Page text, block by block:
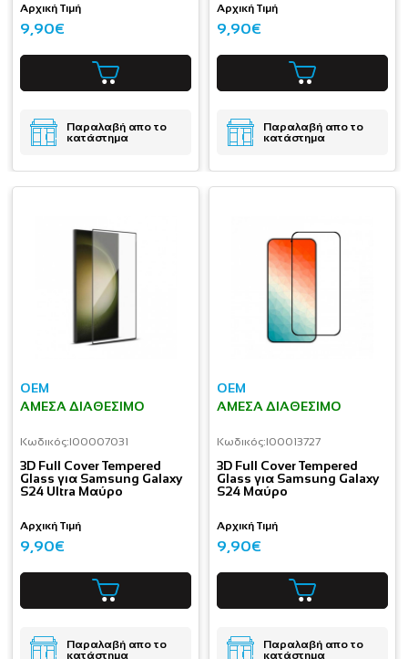
Αρχική Τιμή
9,90€
Παραλαβή απο το
κατάστημα
Αρχική Τιμή
9,90€
Παραλαβή απο το
κατάστημα
OEM
ΆΜΕΣΑ ΔΙΑΘΈΣΙΜΟ
Κωδικός:I00007031
3D Full Cover Tempered
Glass για Samsung Galaxy
S24 Ultra Μαύρο
Αρχική Τιμή
9,90€
Παραλαβή απο το
κατάστημα
OEM
ΆΜΕΣΑ ΔΙΑΘΈΣΙΜΟ
Κωδικός:I00013727
3D Full Cover Tempered
Glass για Samsung Galaxy
S24 Μαύρο
Αρχική Τιμή
9,90€
Παραλαβή απο το
κατάστημα